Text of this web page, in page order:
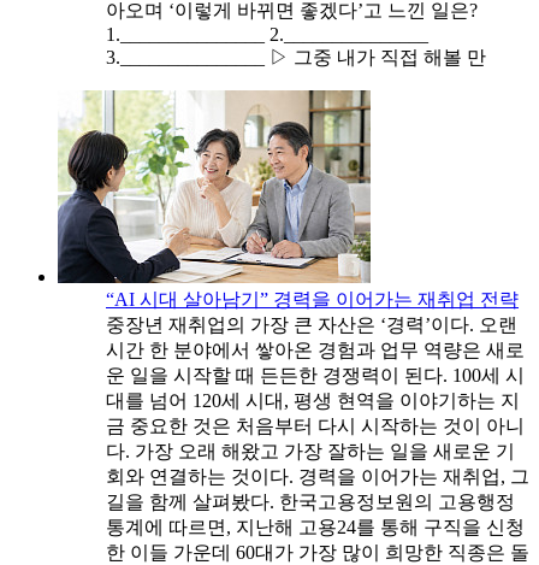
아오며 ‘이렇게 바뀌면 좋겠다’고 느낀 일은?
1._______________ 2._______________
3._______________ ▷ 그중 내가 직접 해볼 만
“AI 시대 살아남기” 경력을 이어가는 재취업 전략
중장년 재취업의 가장 큰 자산은 ‘경력’이다. 오랜
시간 한 분야에서 쌓아온 경험과 업무 역량은 새로
운 일을 시작할 때 든든한 경쟁력이 된다. 100세 시
대를 넘어 120세 시대, 평생 현역을 이야기하는 지
금 중요한 것은 처음부터 다시 시작하는 것이 아니
다. 가장 오래 해왔고 가장 잘하는 일을 새로운 기
회와 연결하는 것이다. 경력을 이어가는 재취업, 그
길을 함께 살펴봤다. 한국고용정보원의 고용행정
통계에 따르면, 지난해 고용24를 통해 구직을 신청
한 이들 가운데 60대가 가장 많이 희망한 직종은 돌